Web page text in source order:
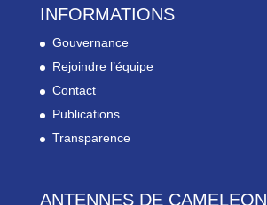
INFORMATIONS
Gouvernance
Rejoindre l’équipe
Contact
Publications
Transparence
ANTENNES DE CAMELEON